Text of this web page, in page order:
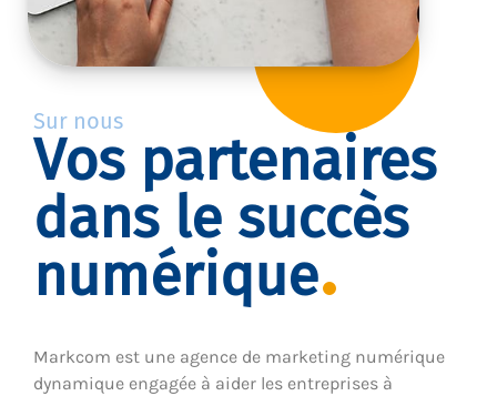
Sur nous
Vos partenaires
dans le succès
numérique
Markcom est une agence de marketing numérique
dynamique engagée à aider les entreprises à